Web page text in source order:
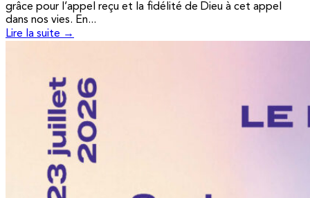
grâce pour l’appel reçu et la fidélité de Dieu à cet appel
dans nos vies. En...
Lire la suite →